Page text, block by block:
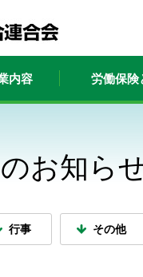
内容 労働保険
お知ら
行事 その他